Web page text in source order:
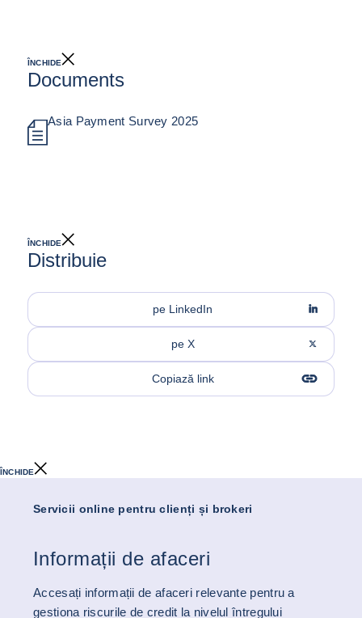
ÎNCHIDE
Documents
Asia Payment Survey 2025
ÎNCHIDE
Distribuie
pe LinkedIn
pe X
Copiază link
ÎNCHIDE
Servicii online pentru clienți și brokeri
Informații de afaceri
Accesați informații de afaceri relevante pentru a
gestiona riscurile de credit la nivelul întregului